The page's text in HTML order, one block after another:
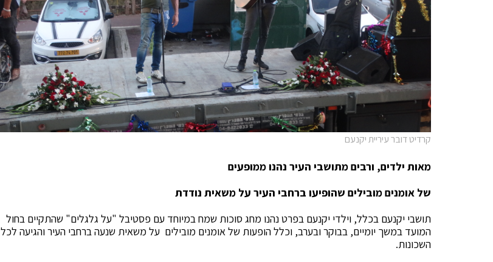
קרדיט דובר עיריית יקנעם
מאות ילדים, ורבים מתושבי העיר נהנו ממופעים
של אומנים מובילים שהופיעו ברחבי העיר על משאית נודדת
תושבי יקנעם בכלל, וילדי יקנעם בפרט נהנו מחג סוכות שמח במיוחד עם פסטיבל "על גלגלים" שהתקיים בחול
המועד במשך יומיים, בבוקר ובערב, וכלל הופעות של אומנים מובילים על משאית שנעה ברחבי העיר והגיעה לכל
השכונות.